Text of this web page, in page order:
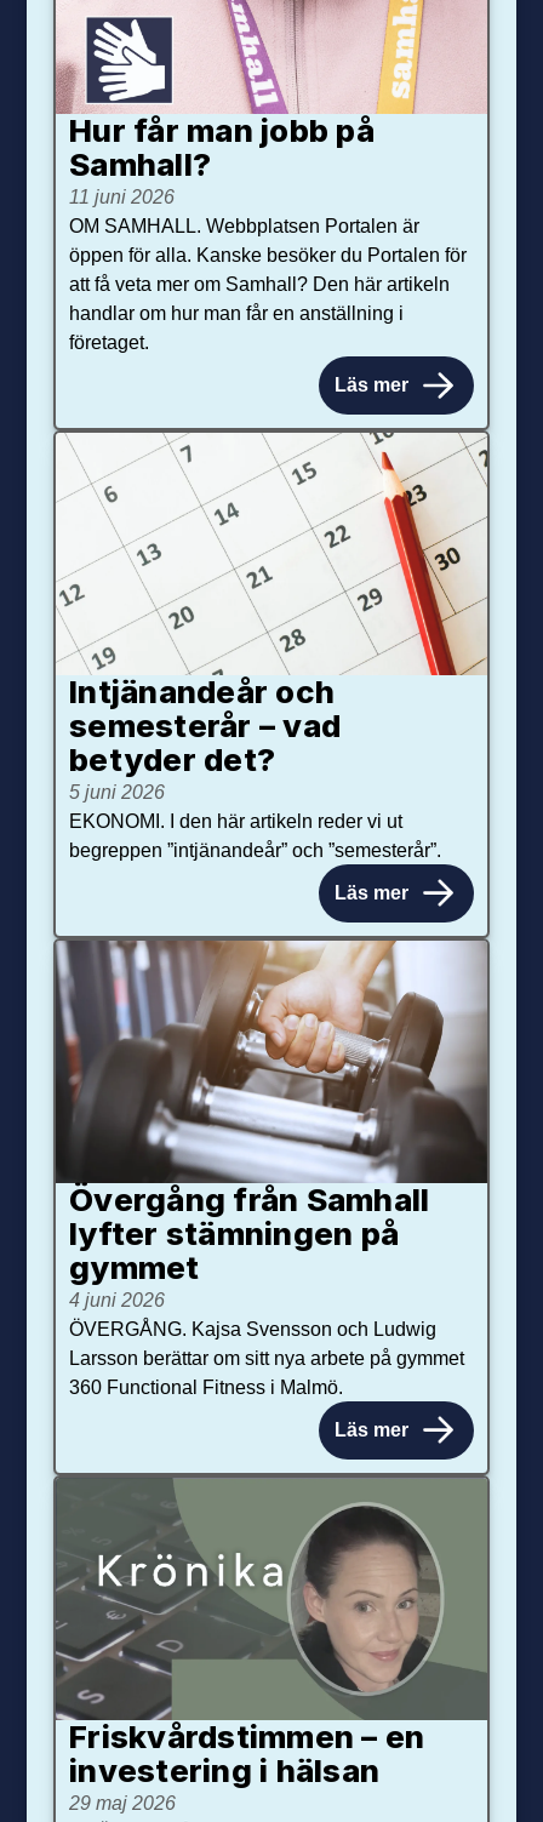
Hur får man jobb på
Samhall?
11 juni 2026
OM SAMHALL. Webbplatsen Portalen är
öppen för alla. Kanske besöker du Portalen för
att få veta mer om Samhall? Den här artikeln
handlar om hur man får en anställning i
företaget.
Läs mer
Intjänandeår och
semesterår – vad
betyder det?
5 juni 2026
EKONOMI. I den här artikeln reder vi ut
begreppen ”intjänandeår” och ”semesterår”.
Läs mer
Övergång från Samhall
lyfter stämningen på
gymmet
4 juni 2026
ÖVERGÅNG. Kajsa Svensson och Ludwig
Larsson berättar om sitt nya arbete på gymmet
360 Functional Fitness i Malmö.
Läs mer
Friskvårdstimmen – en
investering i hälsan
29 maj 2026